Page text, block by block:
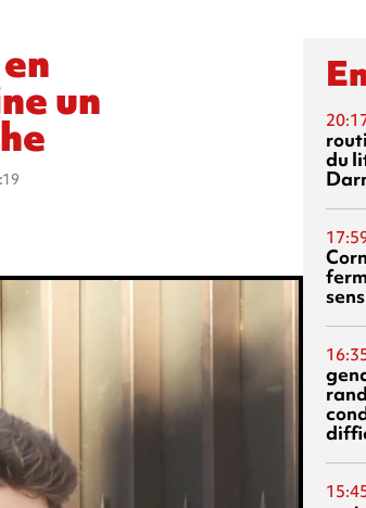
un
du